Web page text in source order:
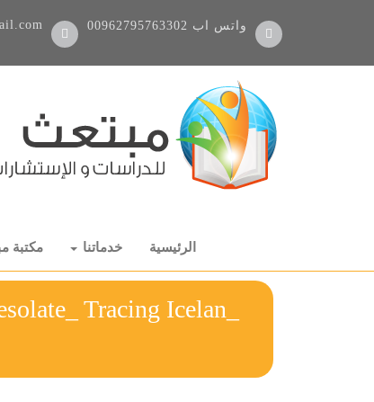
00962795763302 واتس اب
الرئيسية خدماتنا مكتبة
Tracing Icelan